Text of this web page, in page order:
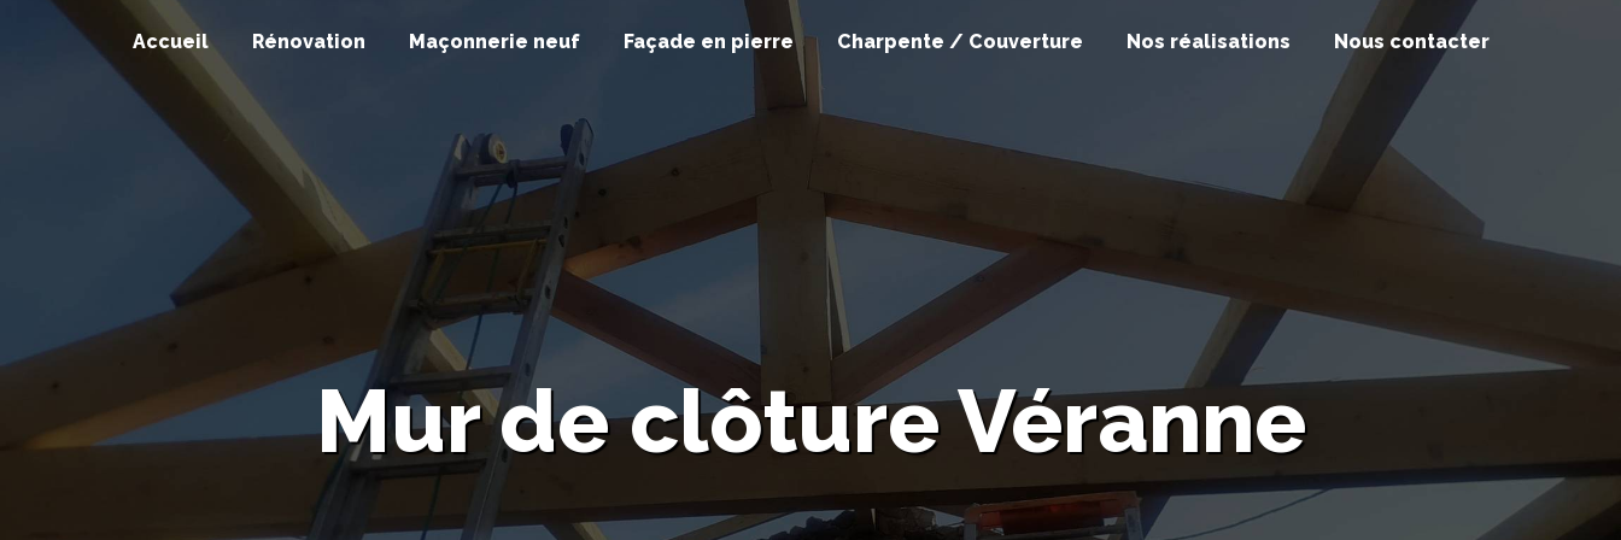
Accueil Rénovation Maçonnerie neuf Façade en pierre Charpente / Couverture Nos réalisations Nous contacter
Mur de clôture Véranne
Panneau de gestion des cookies